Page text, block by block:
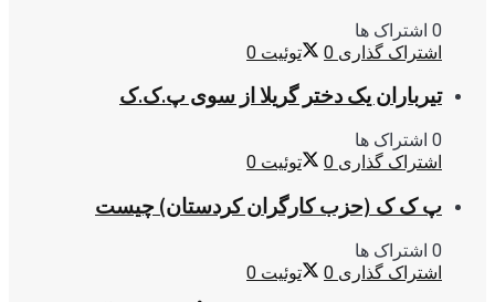
0 اشتراک ها
اشتراک گذاری 0 توئیت 0
تیرباران یک دختر گریلا از سوی پ.ک.ک
0 اشتراک ها
اشتراک گذاری 0 توئیت 0
پ ک ک (حزب کارگران کردستان) چیست
0 اشتراک ها
اشتراک گذاری 0 توئیت 0